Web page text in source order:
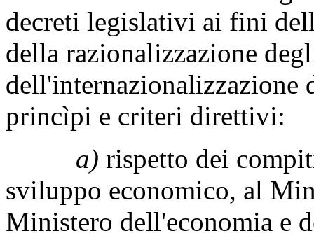
decreti legislativi ai fini
della razionalizzazione
dell'internazionalizzazione
princìpi e criteri direttivi:
a) rispetto dei
sviluppo economico, al
Ministero dell'economia e